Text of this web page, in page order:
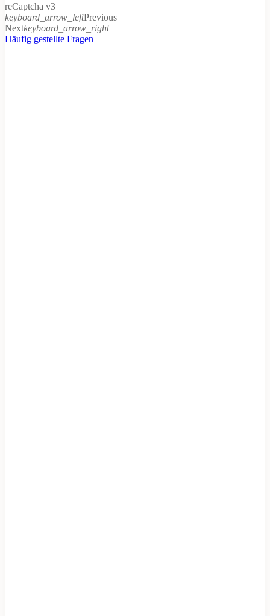
reCaptcha v3
keyboard_arrow_leftPrevious
Nextkeyboard_arrow_right
Häufig gestellte Fragen